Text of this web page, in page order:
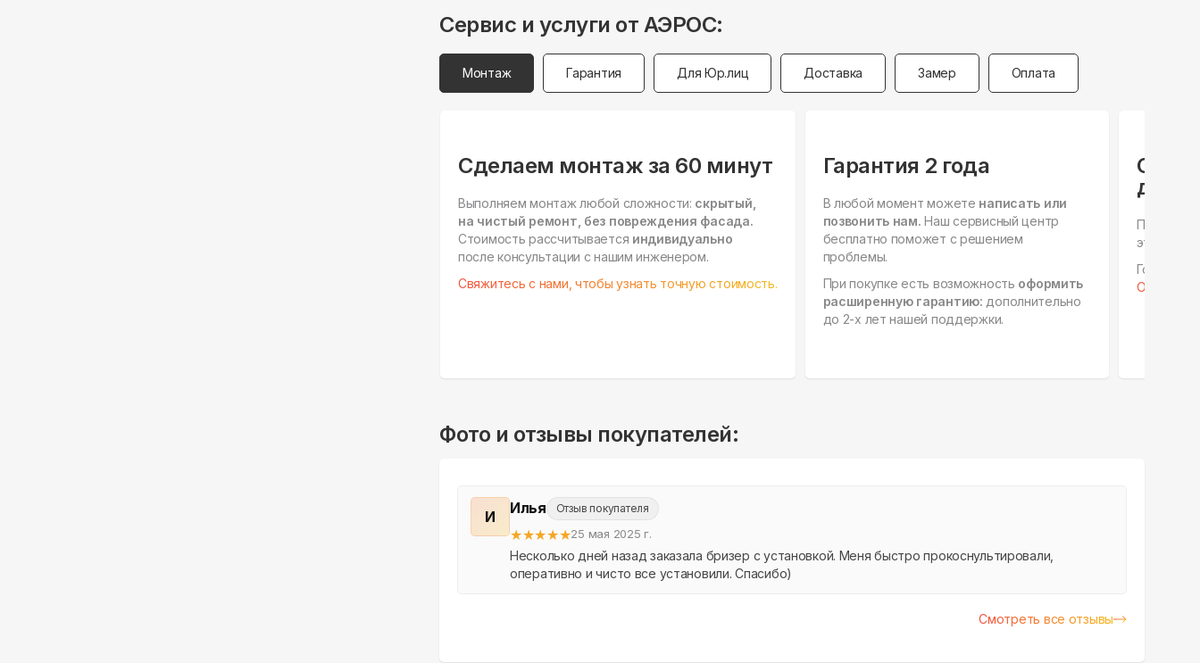
Сервис и услуги от АЭРОС:
Монтаж Гарантия Для Юр.лиц Доставка Замер Оплата
Сделаем монтаж за 60 минут
Выполняем монтаж любой сложности: скрытый,
на чистый ремонт, без повреждения фасада.
Стоимость рассчитывается индивидуально
после консультации с нашим инженером.
Свяжитесь с нами, чтобы узнать точную стоимость.
Гарантия 2 года
В любой момент можете написать или
позвонить нам. Наш сервисный центр
бесплатно поможет с решением
проблемы.
При покупке есть возможность оформить
расширенную гарантию: дополнительно
до 2-х лет нашей поддержки.
для
этапах,
Готовы к
Фото и отзывы покупателей:
И Илья Отзыв покупателя
★★★★★25 мая 2025 г.
Несколько дней назад заказала бризер с установкой. Меня быстро прокоснультировали,
оперативно и чисто все установили. Спасибо)
Смотреть все отзывы